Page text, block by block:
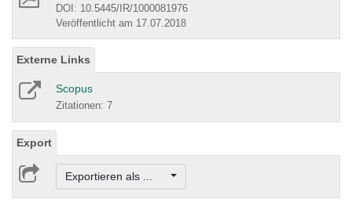
DOI: 10.5445/IR/1000081976
Veröffentlicht am 17.07.2018
Externe Links
Scopus
Zitationen: 7
Export
Exportieren als ...